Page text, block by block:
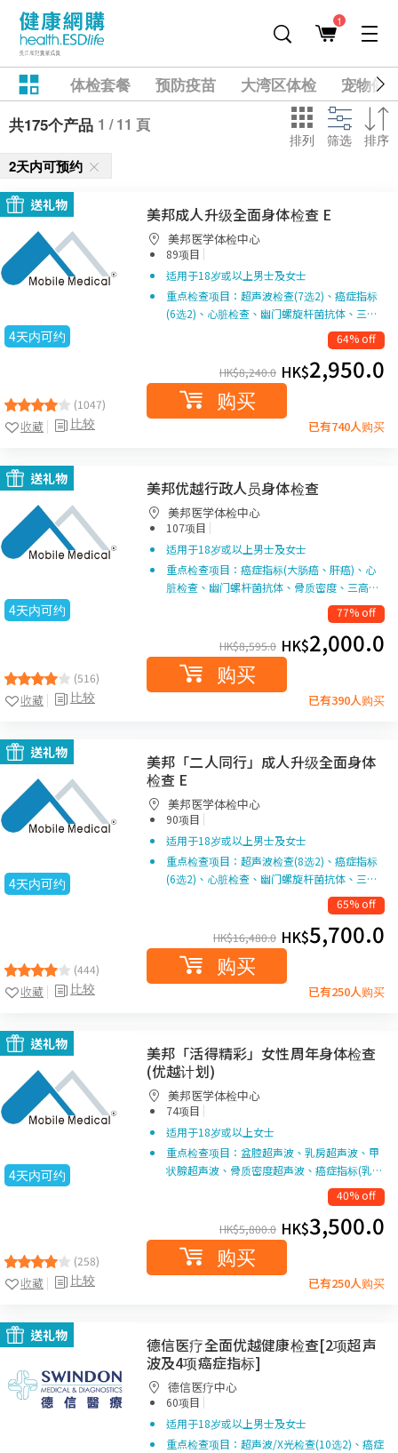
1
体检套餐 预防疫苗 大湾区体检
宠物健
共175个产品 1 / 11 頁
排列 筛选 排序
2天内可预约
送礼物
4天内可约
(1047)
比较
收藏
美邦成人升级全面身体检查 E
美邦医学体检中心
89项目 |
适用于18岁或以上男士及女士
重点检查项目：超声波检查(7选2)、癌症指标
(6选2)、心脏检查、幽门螺旋杆菌抗体、三…
64% off
HK$8,240.0 HK$2,950.0
购买
已有740人购买
送礼物
4天内可约
(516)
比较
收藏
美邦优越行政人员身体检查
美邦医学体检中心
107项目 |
适用于18岁或以上男士及女士
重点检查项目：癌症指标(大肠癌、肝癌)、心
脏检查、幽门螺杆菌抗体、骨质密度、三高…
77% off
HK$8,595.0 HK$2,000.0
购买
已有390人购买
送礼物
4天内可约
(444)
比较
收藏
美邦「二人同行」成人升级全面身体
检查 E
美邦医学体检中心
90项目 |
适用于18岁或以上男士及女士
重点检查项目：超声波检查(8选2)、癌症指标
(6选2)、心脏检查、幽门螺旋杆菌抗体、三…
65% off
HK$16,480.0 HK$5,700.0
购买
已有250人购买
送礼物
4天内可约
(258)
比较
收藏
美邦「活得精彩」女性周年身体检查
(优越计划)
美邦医学体检中心
74项目 |
适用于18岁或以上女士
重点检查项目：盆腔超声波、乳房超声波、甲
状腺超声波、骨质密度超声波、癌症指标(乳…
40% off
HK$5,800.0 HK$3,500.0
购买
已有250人购买
送礼物
德信医疗全面优越健康检查[2项超声
波及4项癌症指标]
德信医疗中心
60项目 |
适用于18岁或以上男士及女士
重点检查项目：超声波/X光检查(10选2)、癌症